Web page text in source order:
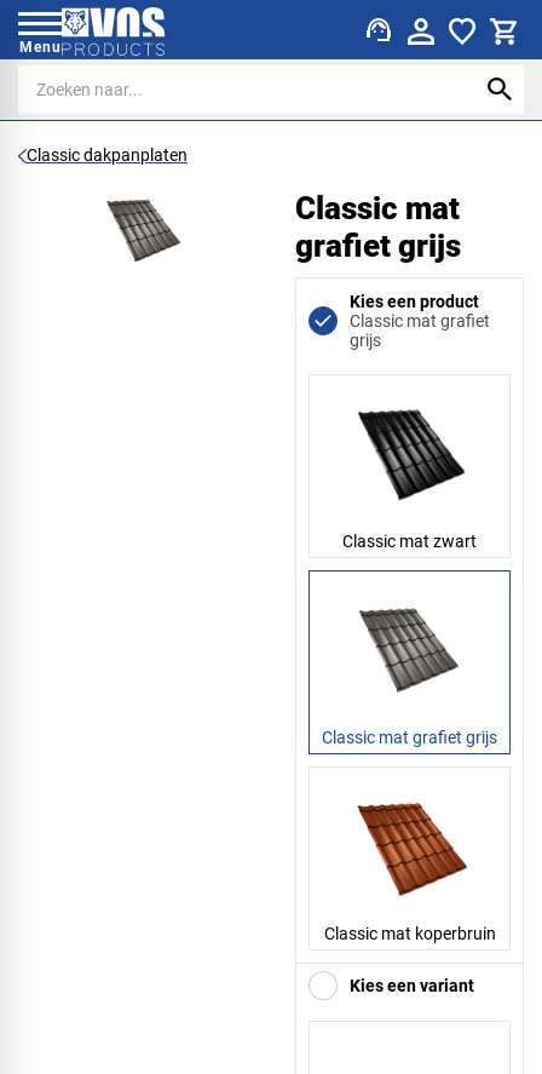
Menu support_agent
Classic dakpanplaten
Classic mat
grafiet grijs
Kies een product
Classic mat grafiet
grijs
Classic mat zwart
Classic mat grafiet grijs
Classic mat koperbruin
Kies een variant